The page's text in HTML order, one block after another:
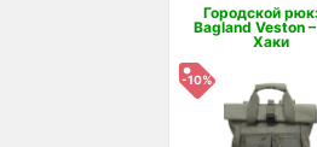
Городской
Bagland Veston
Хаки
-10%